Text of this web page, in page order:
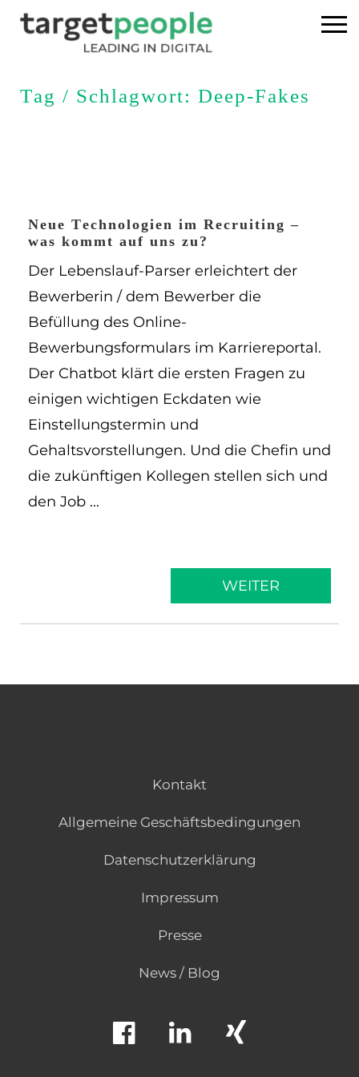
Über uns
USA
DE
EN
Navigation schließen
Tag / Schlagwort: Deep-Fakes
Neue Technologien im Recruiting –
was kommt auf uns zu?
Der Lebenslauf-Parser erleichtert der
Bewerberin / dem Bewerber die
Befüllung des Online-
Bewerbungsformulars im Karriereportal.
Der Chatbot klärt die ersten Fragen zu
einigen wichtigen Eckdaten wie
Einstellungstermin und
Gehaltsvorstellungen. Und die Chefin und
die zukünftigen Kollegen stellen sich und
den Job ...
WEITER
Kontakt
Allgemeine Geschäftsbedingungen
Datenschutzerklärung
Impressum
Presse
News / Blog